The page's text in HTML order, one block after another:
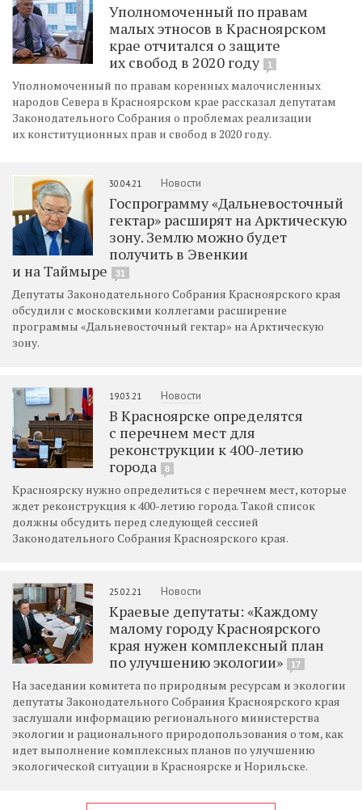
Уполномоченный по правам
малых этносов в Красноярском
крае отчитался о защите
их свобод в 2020 году
1
Уполномоченный по правам коренных малочисленных
народов Севера в Красноярском крае рассказал депутатам
Законодательного Собрания о проблемах реализации
их конституционных прав и свобод в 2020 году.
30.04.21 Новости
Госпрограмму «Дальневосточный
гектар» расширят на Арктическую
зону. Землю можно будет
получить в Эвенкии
и на Таймыре
31
Депутаты Законодательного Собрания Красноярского края
обсудили с московскими коллегами расширение
программы «Дальневосточный гектар» на Арктическую
зону.
19.03.21 Новости
В Красноярске определятся
с перечнем мест для
реконструкции к 400-летию
города
8
Красноярску нужно определиться с перечнем мест, которые
ждет реконструкция к 400-летию города. Такой список
должны обсудить перед следующей сессией
Законодательного Собрания Красноярского края.
25.02.21 Новости
Краевые депутаты: «Каждому
малому городу Красноярского
края нужен комплексный план
по улучшению экологии»
17
На заседании комитета по природным ресурсам и экологии
депутаты Законодательного Собрания Красноярского края
заслушали информацию регионального министерства
экологии и рационального природопользования о том, как
идет выполнение комплексных планов по улучшению
экологической ситуации в Красноярске и Норильске.